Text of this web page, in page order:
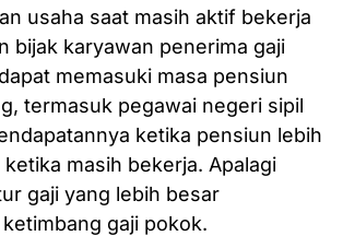
usaha saat masih aktif bekerja
bijak karyawan penerima gaji
memasuki masa pensiun
termasuk pegawai negeri sipil
ketika pensiun lebih
masih bekerja. Apalagi
gaji yang lebih besar
gaji pokok.